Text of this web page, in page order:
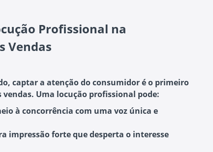
Profissional na
Vendas
captar a atenção do consumidor é o primeiro
Uma locução profissional pode:
à concorrência com uma voz única e
impressão forteque desperta o interesse